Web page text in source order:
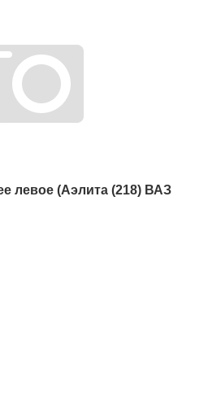
левое (Аэлита (218) ВАЗ